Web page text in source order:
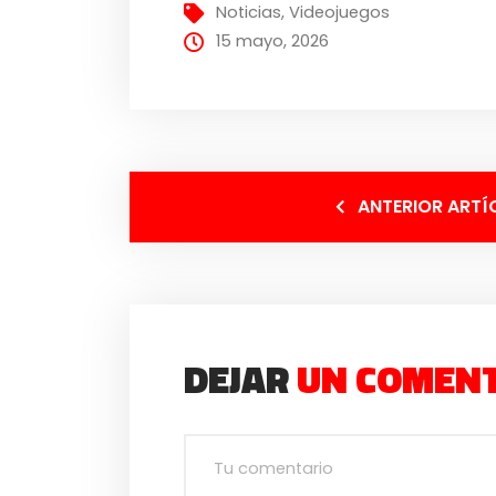
Noticias,Videojuegos
15 mayo, 2026
ANTERIOR
DEJARUN